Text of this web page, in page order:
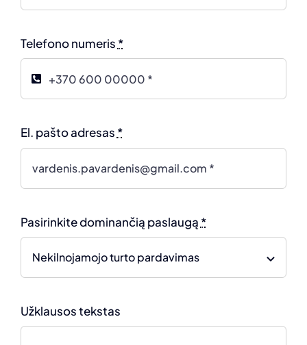
Telefono numeris *
El. pašto adresas *
Pasirinkite dominančią paslaugą *
Užklausos tekstas